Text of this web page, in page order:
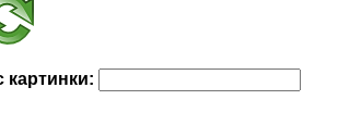
картинки: